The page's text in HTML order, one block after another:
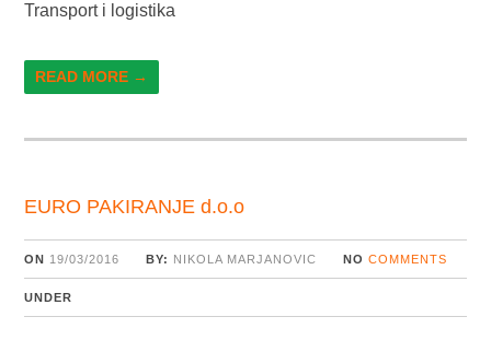
Transport i logistika
READ MORE →
EURO PAKIRANJE d.o.o
ON 19/03/2016 BY: NIKOLA MARJANOVIC NO COMMENTS
UNDER